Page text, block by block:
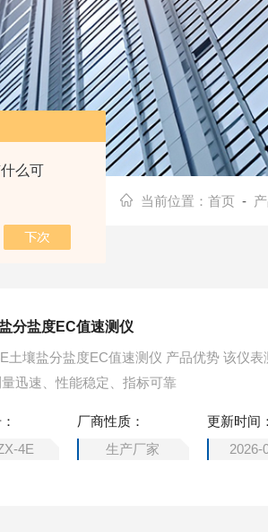
么可
当前位置： 首页 -
分盐度EC值速测仪
土壤盐分盐度EC值速测仪 产品优势 该仪
迅速、性能稳定、指标可靠
4E
厂商性质：
生产厂家
更新时间：
2026-